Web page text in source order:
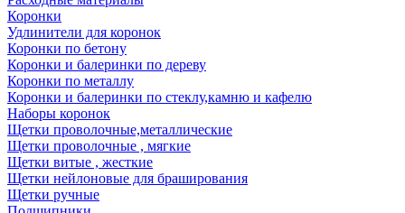
Коронки
Удлинители для коронок
Коронки по бетону
Коронки и балеринки по дереву
Коронки по металлу
Коронки и балеринки по стеклу,камню и кафелю
Наборы коронок
Щетки проволочные,металлические
Щетки проволочные , мягкие
Щетки витые , жесткие
Щетки нейлоновые для браширования
Щетки ручные